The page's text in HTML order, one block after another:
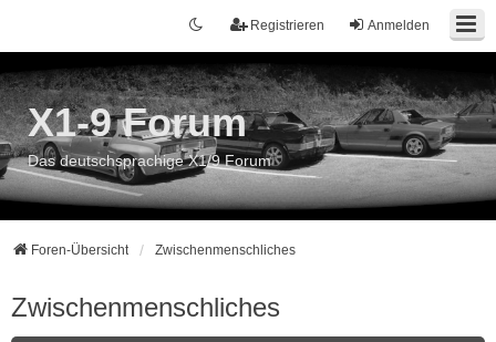
Anmelden
Registrieren
X1-9 Forum
Das deutschsprachige X1/9 Forum
Foren-Übersicht Zwischenmenschliches
Zwischenmenschliches